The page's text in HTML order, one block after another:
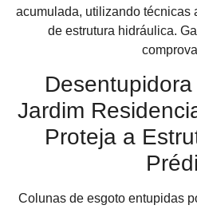
acumulada, utilizando técnicas
de estrutura hidráulica.
Jardim
Proteja a
Colunas de esgoto entupidas